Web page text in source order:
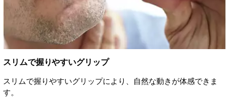
スリムで握りやすいグリップ
スリムで握りやすいグリップにより、自然な動きが体感できま
す。